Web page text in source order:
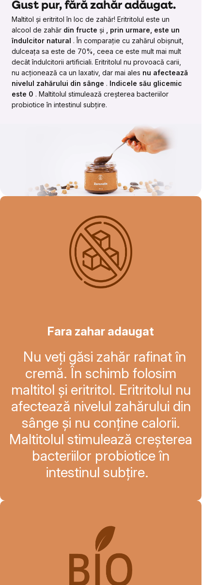
Gust pur, fără zahăr adăugat.
Maltitol și eritritol în loc de zahăr! Eritritolul este un
alcool de zahăr din fructe și
, prin urmare, este un
îndulcitor natural . În comparație cu zahărul obișnuit,
dulceața sa este de 70%, ceea ce este mult mai mult
decât îndulcitorii artificiali. Eritritolul nu provoacă carii,
nu acționează ca un laxativ, dar mai ales nu afectează
nivelul zahărului din sânge . Indicele său glicemic
este 0 . Maltitolul stimulează creșterea bacteriilor
probiotice în intestinul subțire.
Fara zahar adaugat
Nu veți găsi zahăr rafinat în
cremă. În schimb folosim
maltitol și eritritol. Eritritolul nu
afectează nivelul zahărului din
sânge și nu conține calorii.
Maltitolul stimulează creșterea
bacteriilor probiotice în
intestinul subțire.